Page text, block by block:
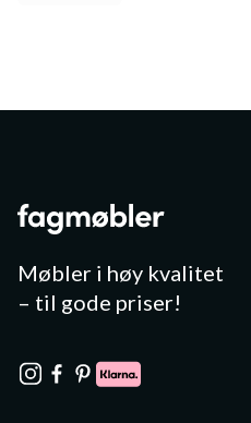
Møbler i høy kvalitet
– til gode priser!